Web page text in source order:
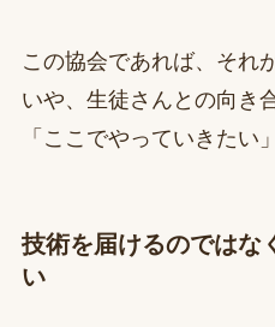
この協会であれば、それ
いや、生徒さんとの向き
「ここでやっていきたい
技術を届けるのではな
い